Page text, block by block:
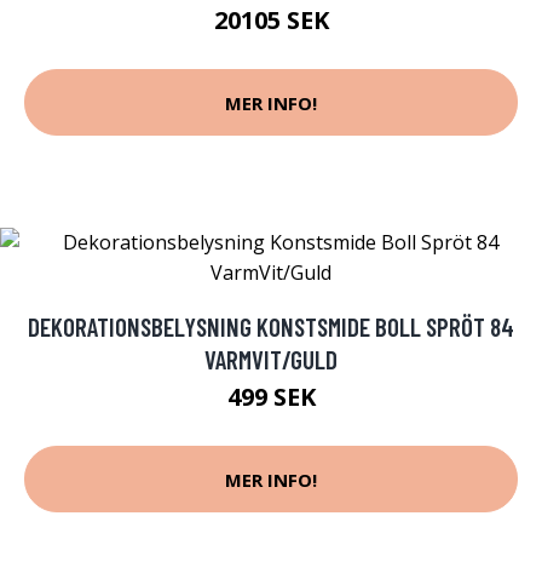
20105 SEK
MER INFO!
DEKORATIONSBELYSNING KONSTSMIDE BOLL SPRÖT 84
VARMVIT/GULD
499 SEK
MER INFO!